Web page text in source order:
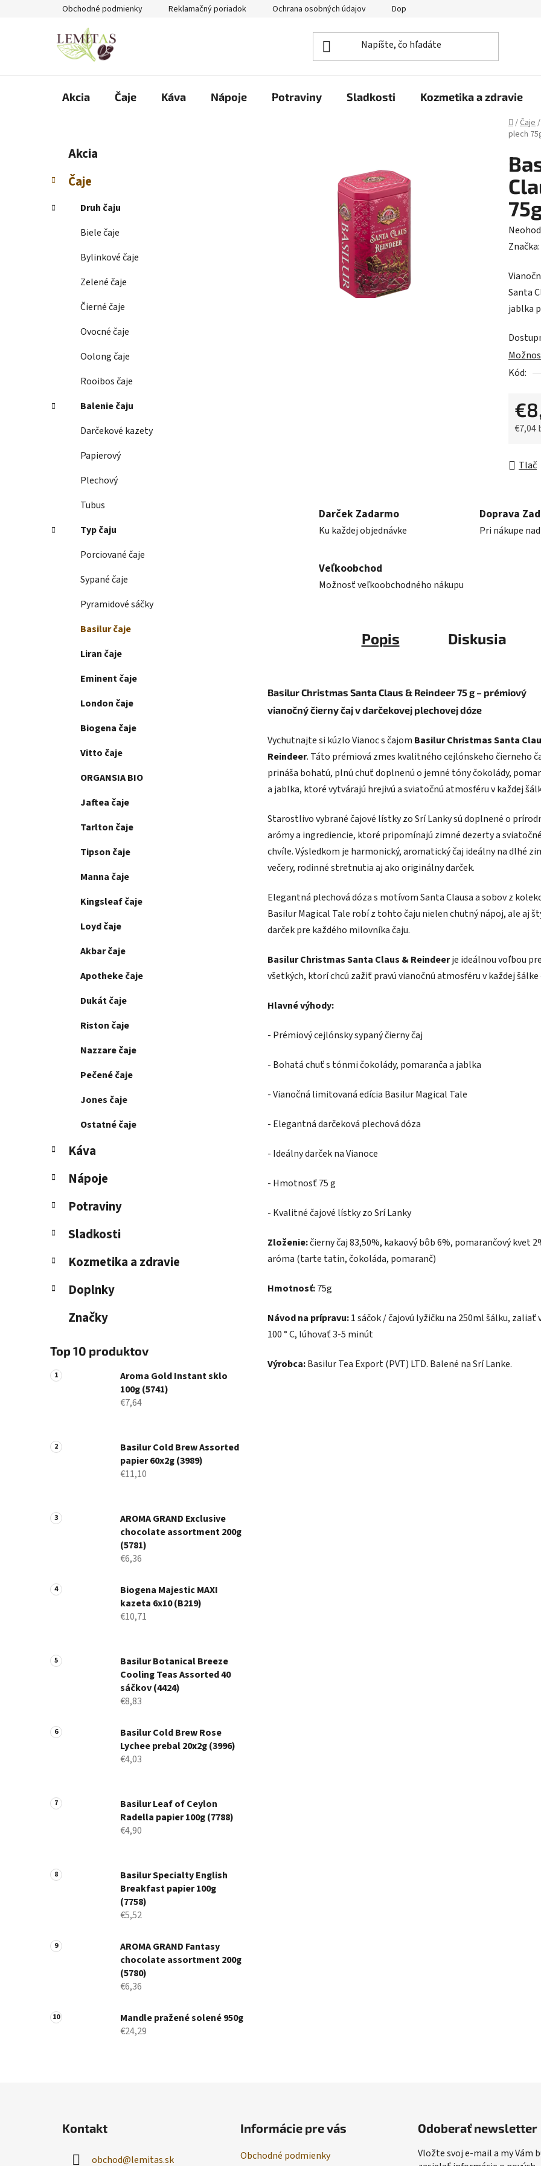
Obchodné podmienky Reklamačný poriadok Ochrana osobných údajov Doprava a platba
Akcia Čaje Káva Nápoje Potraviny Sladkosti Kozmetika a zdravie
Domov
/Čaje/
plech
č
ý
Preskočiť
kategórie
t
e
ó
Akcia
Čaje
Druh čaju
Biele čaje
Bylinkové čaje
Zelené čaje
Čierné čaje
Ovocné čaje
Oolong čaje
Rooibos čaje
Balenie čaju
Darčekové kazety
Papierový
Plechový
Tubus
Typ čaju
Porciované čaje
Sypané čaje
Pyramidové sáčky
Basilur čaje
Liran čaje
Eminent čaje
London čaje
Biogena čaje
Vitto čaje
ORGANSIA BIO
Jaftea čaje
Tarlton čaje
Tipson čaje
Manna čaje
Kingsleaf čaje
Loyd čaje
Akbar čaje
Apotheke čaje
Dukát čaje
Riston čaje
Nazzare čaje
Pečené čaje
Jones čaje
Ostatné čaje
Káva
Nápoje
Potraviny
Sladkosti
Kozmetika a zdravie
Doplnky
Značky
Top 10 produktov
Aroma Gold Instant sklo
100g (5741)
€7,64
Basilur Cold Brew Assorted
papier 60x2g (3989)
€11,10
AROMA GRAND Exclusive
chocolate assortment 200g
(5781)
€6,36
Biogena Majestic MAXI
kazeta 6x10 (B219)
€10,71
Basilur Botanical Breeze
Cooling Teas Assorted 40
sáčkov (4424)
€8,83
Basilur Cold Brew Rose
Lychee prebal 20x2g (3996)
€4,03
Basilur Leaf of Ceylon
Radella papier 100g (7788)
€4,90
Basilur Specialty English
Breakfast papier 100g
(7758)
€5,52
AROMA GRAND Fantasy
chocolate assortment 200g
(5780)
€6,36
Mandle pražené solené 950g
€24,29
je
0,0
z
Značka:
Santa
jablka
Kód:
€7,04
Tlač
Darček Zadarmo
Ku každej objednávke
Doprava
Pri nákupe
Veľkoobchod
Možnosť veľkoobchodného nákupu
Popis Diskusia
Basilur Christmas Santa Claus & Reindeer 75 g – prémiový
vianočný čierny čaj v darčekovej plechovej dóze
Vychutnajte si kúzlo Vianoc s čajom Basilur Christmas Santa
Reindeer. Táto prémiová zmes kvalitného cejlónskeho čierneho
prináša bohatú, plnú chuť doplnenú o jemné tóny čokolády,
a jablka, ktoré vytvárajú hrejivú a sviatočnú atmosféru v každej
Starostlivo vybrané čajové lístky zo Srí Lanky sú doplnené o
arómy a ingrediencie, ktoré pripomínajú zimné dezerty a sviatočné
chvíle. Výsledkom je harmonický, aromatický čaj ideálny na dlhé
večery, rodinné stretnutia aj ako originálny darček.
Elegantná plechová dóza s motívom Santa Clausa a sobov z
Basilur Magical Tale robí z tohto čaju nielen chutný nápoj, ale aj
darček pre každého milovníka čaju.
Basilur Christmas Santa Claus & Reindeerje ideálnou voľbou pre
všetkých, ktorí chcú zažiť pravú vianočnú atmosféru v každej šálke
Hlavné výhody:
- Prémiový cejlónsky sypaný čierny čaj
- Bohatá chuť s tónmi čokolády, pomaranča a jablka
- Vianočná limitovaná edícia Basilur Magical Tale
- Elegantná darčeková plechová dóza
- Ideálny darček na Vianoce
- Hmotnosť 75 g
- Kvalitné čajové lístky zo Srí Lanky
Zloženie:čierny čaj 83,50%, kakaový bôb 6%, pomarančový kvet
aróma (tarte tatin, čokoláda, pomaranč)
Hmotnosť:75g
Návod na prípravu:1 sáčok / čajovú lyžičku na 250ml šálku, zaliať
100 ° C, lúhovať 3-5 minút
Výrobca:Basilur Tea Export (PVT) LTD. Balené na Srí Lanke.
Kontakt
obchod@lemitas.sk
Informácie pre vás
Obchodné podmienky
Odoberať newsletter
Vložte svoj e-mail a my Vám